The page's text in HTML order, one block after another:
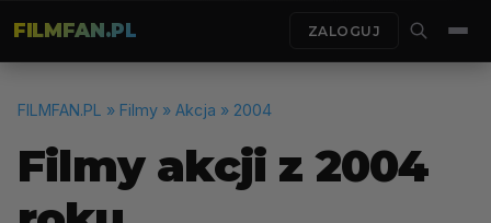
FILMFAN.PL ZALOGUJ
FILMFAN.PL » Filmy » Akcja » 2004
Filmy akcji z 2004